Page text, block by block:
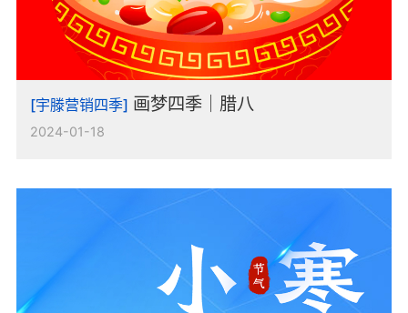
[宇滕营销四季] 画梦四季｜腊八
2024-01-18